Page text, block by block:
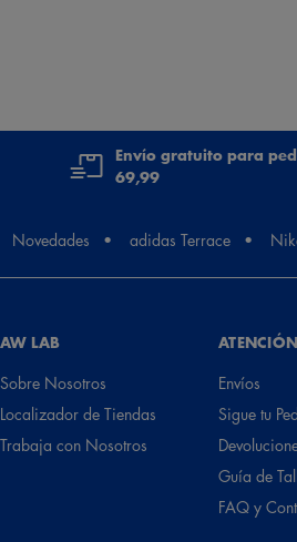
Envío gratuito para
69,99
Novedades adidas Terrace
AW LAB
Sobre Nosotros
Localizador de Tiendas
Trabaja con Nosotros
Envíos
Sigue tu
Guía de
FAQ y